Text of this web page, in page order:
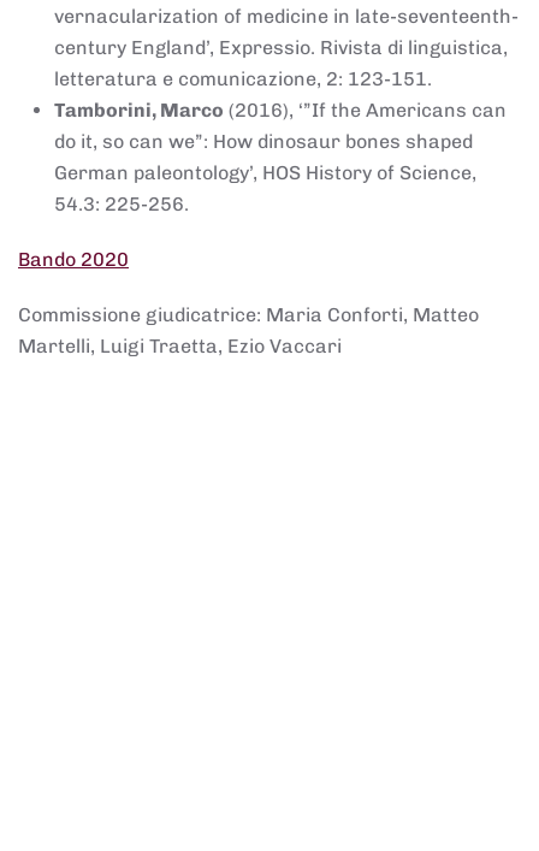
vernacularization of medicine in late-seventeenth-
century England’, Expressio. Rivista di linguistica,
letteratura e comunicazione, 2: 123-151.
Tamborini, Marco (2016), ‘”If the Americans can
do it, so can we”: How dinosaur bones shaped
German paleontology’, HOS History of Science,
54.3: 225-256.
Bando 2020
Commissione giudicatrice: Maria Conforti, Matteo
Martelli, Luigi Traetta, Ezio Vaccari